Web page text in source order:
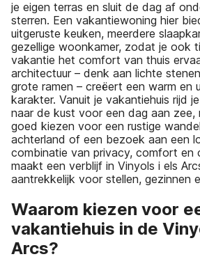
je eigen terras en sluit de dag af
sterren. Een vakantiewoning hier
uitgeruste keuken, meerdere
gezellige woonkamer, zodat je ook
vakantie het comfort van thuis
architectuur – denk aan lichte
grote ramen – creëert een warm en
karakter. Vanuit je vakantiehuis rijd
naar de kust voor een dag aan zee,
goed kiezen voor een rustige
achterland of een bezoek aan een
combinatie van privacy, comfort en
maakt een verblijf in Vinyols i els
aantrekkelijk voor stellen, gezinnen
Waarom kiezen voor
vakantiehuis in de
Arcs?